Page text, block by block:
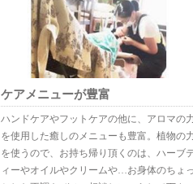
ケアメニューが豊富
ハンドケアやフットケアの他に、アロマの
を使用した癒しのメニューも豊富。植物の
を使うので、お持ち帰り頂くのは、ハーブ
ィーやオイルやクリームや…お身体のちょ